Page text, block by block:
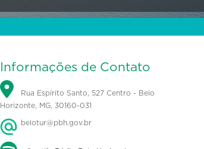
Informações de Contato
Rua Espírito Santo, 527 Centro - Belo
Horizonte, MG, 30160-031
belotur@pbh.gov.br